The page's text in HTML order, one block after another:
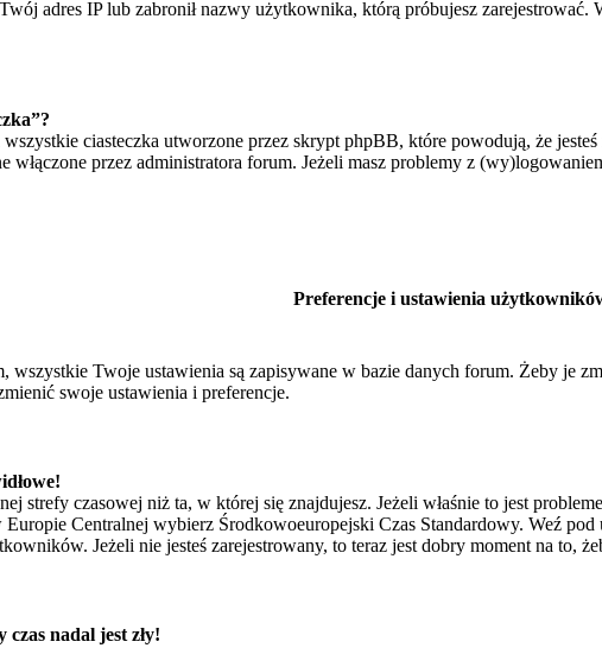
adres IP lub zabronił nazwy użytkownika, którą próbujesz
ciasteczka utworzone przez skrypt phpBB, które powodują, że
włączone przez administratora forum. Jeżeli masz problemy z
Preferencje i ustawienia
wszystkie Twoje ustawienia są zapisywane w bazie danych forum. Żeby je
swoje ustawienia i preferencje.
strefy czasowej niż ta, w której się znajdujesz. Jeżeli właśnie to jest
Europie Centralnej wybierz Środkowoeuropejski Czas Standardowy. Weź
Jeżeli nie jesteś zarejestrowany, to teraz jest dobry moment na to,
czas nadal jest zły!